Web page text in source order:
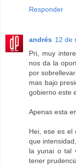
Responder
andrés 12 de
Pri, muy
nos da la
por
mas bajo
gobierno este
Apenas esta
Hei, ese es el
que
la yunai o tal
tener